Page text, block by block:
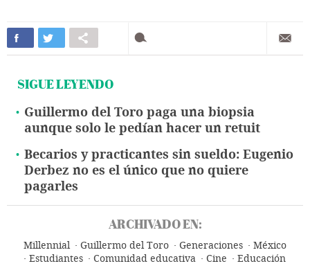
SIGUE LEYENDO
Guillermo del Toro paga una biopsia
aunque solo le pedían hacer un retuit
Becarios y practicantes sin sueldo: Eugenio
Derbez no es el único que no quiere
pagarles
ARCHIVADO EN:
Millennial Guillermo del Toro Generaciones
México
Estudiantes
Comunidad educativa Cine
Educación